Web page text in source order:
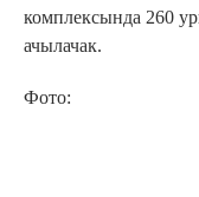
комплексында 260
ачылачак.
Фото: